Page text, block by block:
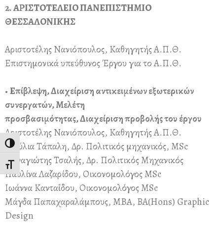
Εναλλαγή Υψηλής Αντίθεσης
Εναλλαγή Μεγέθους Γραμμάτων
2. ΑΡΙΣΤΟΤΕΛΕΙΟ ΠΑΝΕΠΙΣΤΗΜΙΟ
ΘΕΣΣΑΛΟΝΙΚΗΣ
Αριστοτέλης Νανιόπουλος, Καθηγητής Α.Π.Θ.
Επιστημονικά υπεύθυνος Έργου για το Α.Π.Θ.
•Επίβλεψη, Διαχείριση αντικειμένων εξωτερικών
συνεργατών, Μελέτη
προσβασιμότητας, Διαχείριση προβολής του έργου
Αριστοτέλης Νανιόπουλος, Καθηγητής Α.Π.Θ.
Τζούλια Τάπαλη, Δρ. Πολιτικός μηχανικός, MSc
Παναγιώτης Τσαλής, Δρ. Πολιτικός Μηχανικός
Παυλίνα Λαζαρίδου, Οικονομολόγος MSc
Ιωάννα Κανταΐδου, Οικονομολόγος MSc
Μάγδα Παπαχαραλάμπους, MBA, ΒΑ(Hons) Graphic
Design